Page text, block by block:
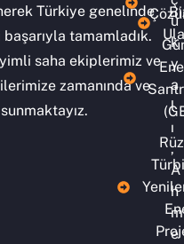
Türkiye genelinde
tamamladık.
saha ekiplerimiz ve
zamanında ve
ü
k
y
a
l
ı
,
A
h
m
e